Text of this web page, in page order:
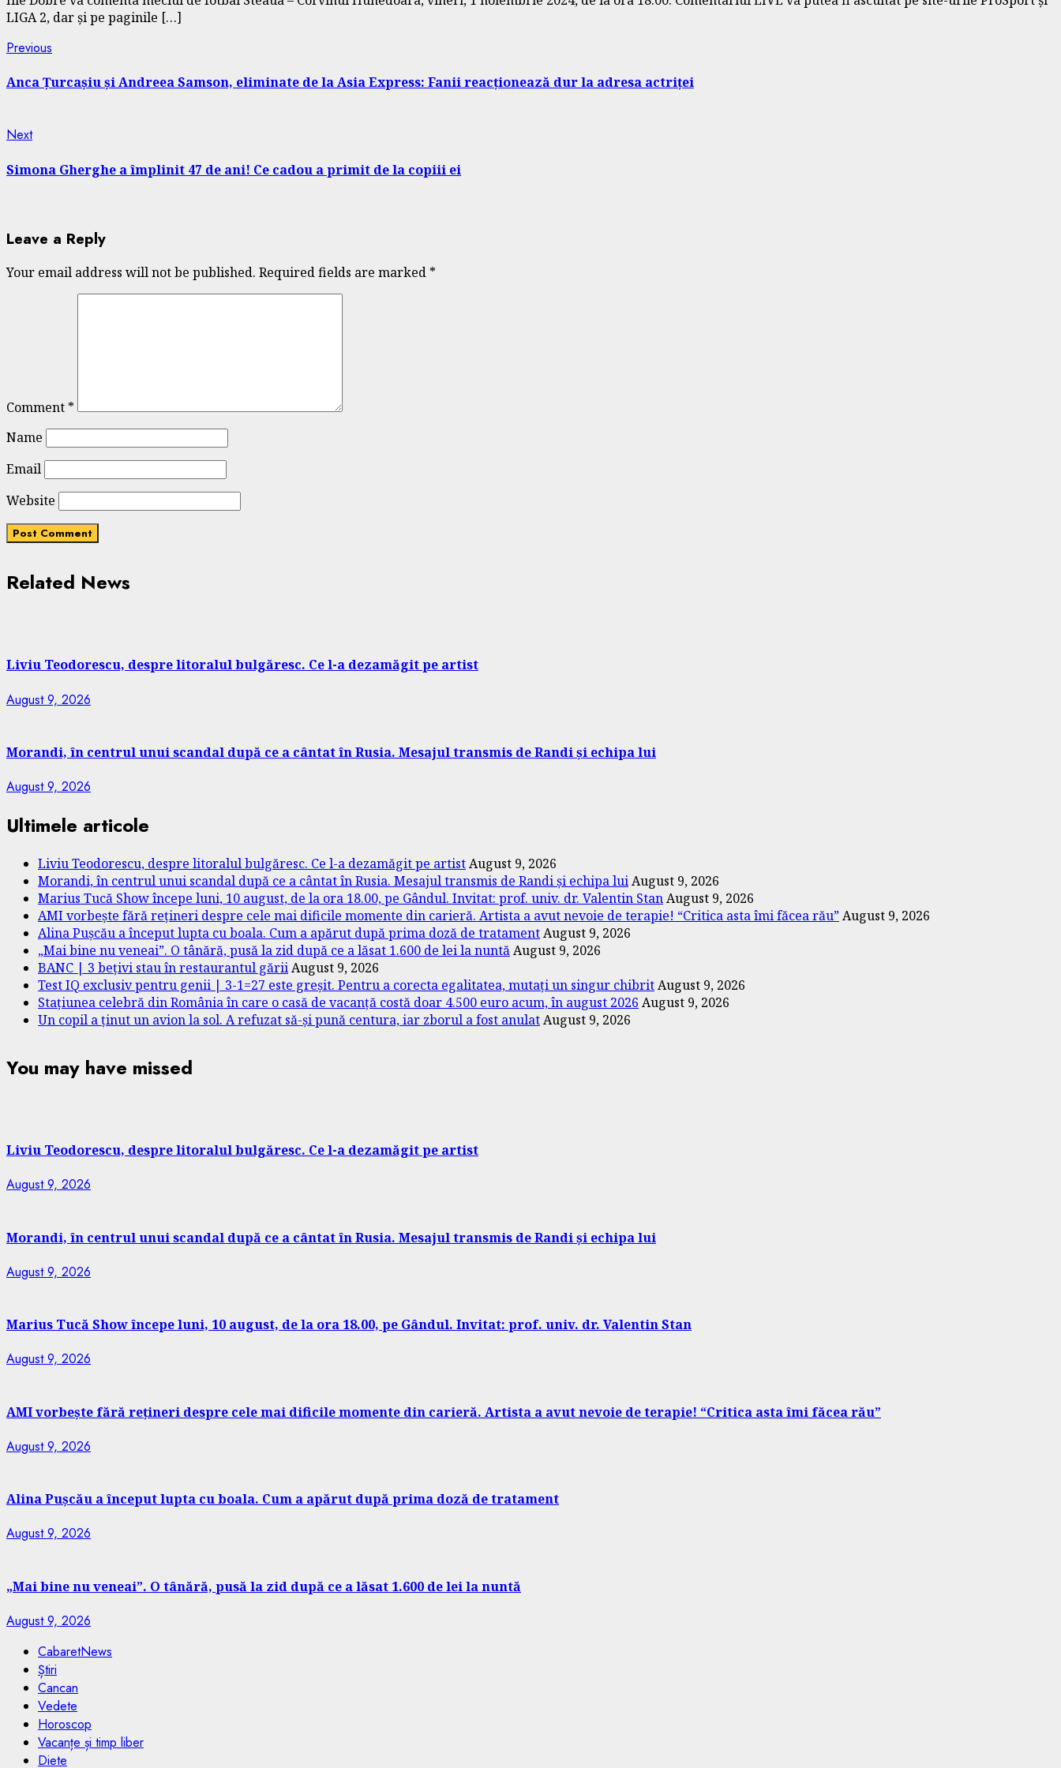
LIGA 2, dar și pe paginile […]
Continue
Reading
Previous
Anca Țurcașiu și Andreea Samson, eliminate de la Asia Express: Fanii reacționează dur la adresa actriței
NextNext
Simona Gherghe a împlinit 47 de ani! Ce cadou a primit de la copiii ei
Leave a Reply
Your email address will not be published. Required fields are marked *
Comment *
Name
Email
Website
Related News
Liviu Teodorescu, despre litoralul bulgăresc. Ce l-a dezamăgit pe artist
August 9, 2026
Morandi, în centrul unui scandal după ce a cântat în Rusia. Mesajul transmis de Randi și echipa lui
August 9, 2026
Ultimele articole
Liviu Teodorescu, despre litoralul bulgăresc. Ce l-a dezamăgit pe artistAugust 9, 2026
Morandi, în centrul unui scandal după ce a cântat în Rusia. Mesajul transmis de Randi și echipa luiAugust 9, 2026
Marius Tucă Show începe luni, 10 august, de la ora 18.00, pe Gândul. Invitat: prof. univ. dr. Valentin StanAugust 9, 2026
AMI vorbește fără rețineri despre cele mai dificile momente din carieră. Artista a avut nevoie de terapie! “Critica asta îmi făcea rău”August 9, 2026
Alina Pușcău a început lupta cu boala. Cum a apărut după prima doză de tratamentAugust 9, 2026
„Mai bine nu veneai”. O tânără, pusă la zid după ce a lăsat 1.600 de lei la nuntăAugust 9, 2026
BANC | 3 bețivi stau în restaurantul găriiAugust 9, 2026
Test IQ exclusiv pentru genii | 3-1=27 este greșit. Pentru a corecta egalitatea, mutați un singur chibritAugust 9, 2026
Stațiunea celebră din România în care o casă de vacanță costă doar 4.500 euro acum, în august 2026 August 9, 2026
Un copil a ținut un avion la sol. A refuzat să-și pună centura, iar zborul a fost anulatAugust 9, 2026
You may have missed
Liviu Teodorescu, despre litoralul bulgăresc. Ce l-a dezamăgit pe artist
August 9, 2026
Morandi, în centrul unui scandal după ce a cântat în Rusia. Mesajul transmis de Randi și echipa lui
August 9, 2026
Marius Tucă Show începe luni, 10 august, de la ora 18.00, pe Gândul. Invitat: prof. univ. dr. Valentin Stan
August 9, 2026
AMI vorbește fără rețineri despre cele mai dificile momente din carieră. Artista a avut nevoie de terapie! “Critica asta îmi făcea rău”
August 9, 2026
Alina Pușcău a început lupta cu boala. Cum a apărut după prima doză de tratament
August 9, 2026
„Mai bine nu veneai”. O tânără, pusă la zid după ce a lăsat 1.600 de lei la nuntă
August 9, 2026
CabaretNews
Știri
Cancan
Vedete
Horoscop
Vacanțe și timp liber
Diete